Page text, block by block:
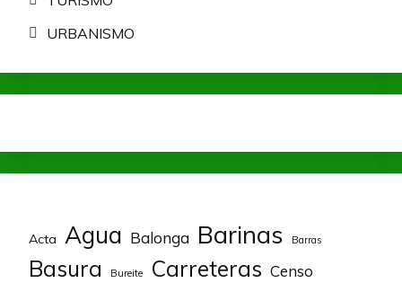
URBANISMO
Acta Agua Balonga Barinas Barras
Basura Bureite Carreteras Censo